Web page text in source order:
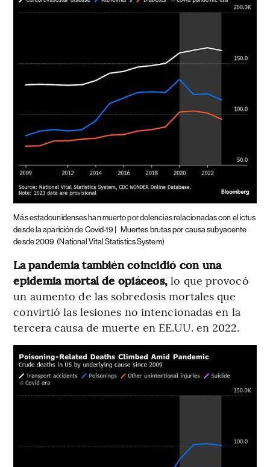
Más estadounidenses han muerto por dolencias relacionadas con el ictus
desde la aparición de Covid-19 |
Muertes brutas por causa subyacente
desde 2009 (National Vital Statistics System)
La pandemia también coincidió con una
epidemia mortal de opiáceos, lo que provocó
un aumento de las sobredosis mortales que
convirtió las lesiones no intencionadas en la
tercera causa de muerte en EE.UU. en 2022.